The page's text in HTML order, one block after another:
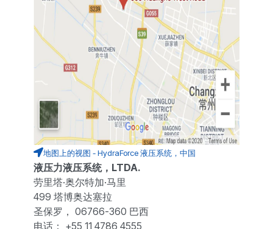
地图上的视图 - HydraForce 液压系统，中国
液压力液压系统，LTDA.
劳里塔·奥尔特加·马里
499 塔博奥达塞拉
圣保罗， 06766-360 巴西
电话： +55 11 4786 4555